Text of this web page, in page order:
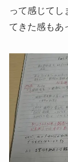
って感じてし
てきた感もあ